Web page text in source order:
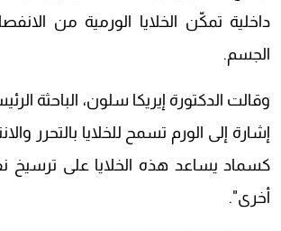
داخلية تمكّن الخلايا الورمية من
الجسم.
وقالت الدكتورة إيريكا سلون، الباحثة
إشارة إلى الورم تسمح للخلايا بالتحرر
كسماد يساعد هذه الخلايا على ترسيخ
أخرى".